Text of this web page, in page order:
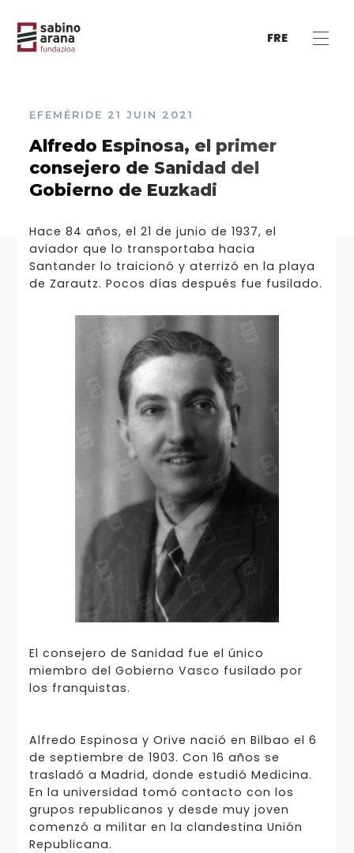
FRE
EFEMÉRIDE 21 JUIN 2021
Alfredo Espinosa, el primer
consejero de Sanidad del
Gobierno de Euzkadi
Hace 84 años, el 21 de junio de 1937, el
aviador que lo transportaba hacia
Santander lo traicionó y aterrizó en la playa
de Zarautz. Pocos días después fue fusilado.
El consejero de Sanidad fue el único
miembro del Gobierno Vasco fusilado por
los franquistas.
Alfredo Espinosa y Orive nació en Bilbao el 6
de septiembre de 1903. Con 16 años se
trasladó a Madrid, donde estudió Medicina.
En la universidad tomó contacto con los
grupos republicanos y desde muy joven
comenzó a militar en la clandestina Unión
Republicana.